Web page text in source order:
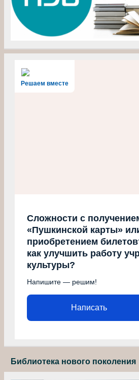
Решаем вместе
Сложности с
«Пушкинской карты»
приобретением
как улучшить работу
культуры?
Напишите — решим!
Написать
Библиотека нового поколения